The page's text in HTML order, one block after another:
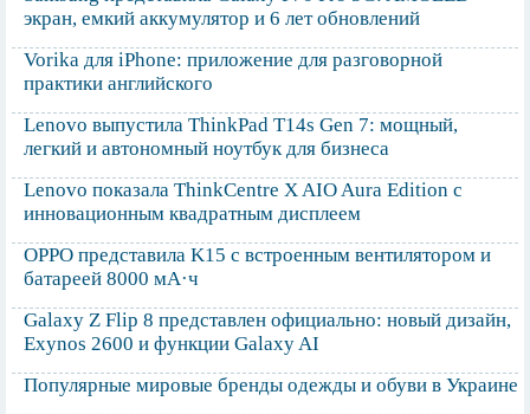
экран, емкий аккумулятор и 6 лет обновлений
Vorika для iPhone: приложение для разговорной
практики английского
Lenovo выпустила ThinkPad T14s Gen 7: мощный,
легкий и автономный ноутбук для бизнеса
Lenovo показала ThinkCentre X AIO Aura Edition с
инновационным квадратным дисплеем
OPPO представила K15 с встроенным вентилятором и
батареей 8000 мА·ч
Galaxy Z Flip 8 представлен официально: новый дизайн,
Exynos 2600 и функции Galaxy AI
Популярные мировые бренды одежды и обуви в Украине